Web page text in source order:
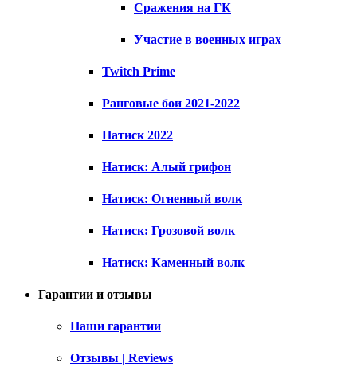
Сражения на ГК
Участие в военных играх
Twitch Prime
Ранговые бои 2021-2022
Натиск 2022
Натиск: Алый грифон
Натиск: Огненный волк
Натиск: Грозовой волк
Натиск: Каменный волк
Гарантии и отзывы
Наши гарантии
Отзывы | Reviews